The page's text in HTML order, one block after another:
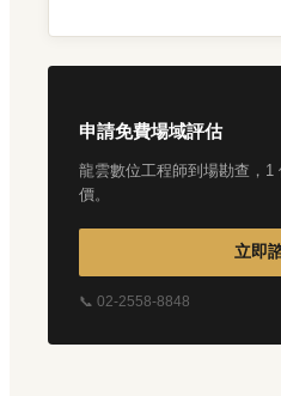
申請免費場域評估
龍雲數位工程師到場勘查，1
價。
立即
📞 02-2558-8848